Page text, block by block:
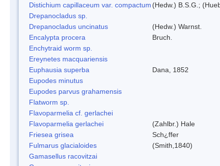
Distichium capillaceum var. compactum (Hedw.) B.S.G.;
Drepanocladus sp.
Drepanocladus uncinatus
(Hedw.) Warnst.
Encalypta procera
Bruch.
Enchytraid worm sp.
Ereynetes macquariensis
Euphausia superba
Dana, 1852
Eupodes minutus
Eupodes parvus grahamensis
Flatworm sp.
Flavoparmelia cf. gerlachei
Flavoparmelia gerlachei
(Zahlbr.) Hale
Friesea grisea
Sch¿ffer
Fulmarus glacialoides
(Smith,1840)
Gamasellus racovitzai